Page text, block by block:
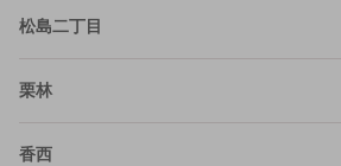
松島二丁目
栗林
香西